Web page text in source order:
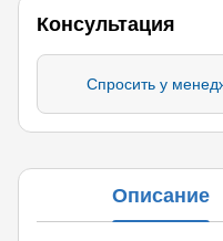
Консультация
Спросить у
Описание